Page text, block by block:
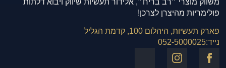
משווק מוצרי ״רב בריח״, אלידור תעשיות שיווק ויבוא דלתות
פולימריות מהיצרן לצרכן!
פארק תעשיות, היהלום 100, קדמת הגליל
נייד:052-5000025